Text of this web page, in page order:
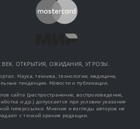
ВЕК. ОТКРЫТИЯ, ОЖИДАНИЯ, УГРОЗЫ.
Наука, техника, технологии, медицина,
тенденции. Новости и публикации.
сайта (распространение, воспроизведение,
и др.) допускается при условии указания
гиперссылки. Мнения и взгляды авторов не
с точкой зрения редакции.